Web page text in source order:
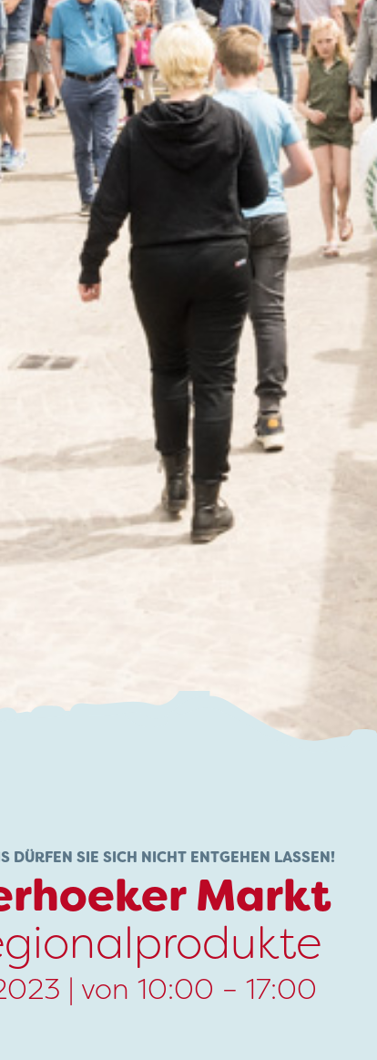
DÜRFEN SIE SICH NICHT ENTGEHEN LASSEN!
Markt
| von 10:00 – 17:00